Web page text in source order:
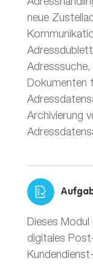
neue
Dokumenten
Archivierung
Dieses
digitales